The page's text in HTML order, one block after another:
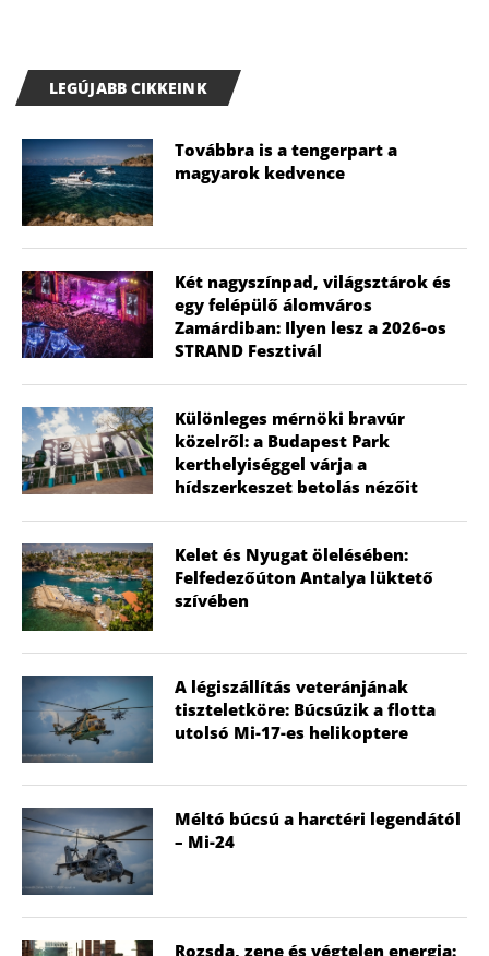
LEGÚJABB CIKKEINK
Továbbra is a tengerpart a
magyarok kedvence
Két nagyszínpad, világsztárok és
egy felépülő álomváros
Zamárdiban: Ilyen lesz a 2026-os
STRAND Fesztivál
Különleges mérnöki bravúr
közelről: a Budapest Park
kerthelyiséggel várja a
hídszerkeszet betolás nézőit
Kelet és Nyugat ölelésében:
Felfedezőúton Antalya lüktető
szívében
A légiszállítás veteránjának
tiszteletköre: Búcsúzik a flotta
utolsó Mi-17-es helikoptere
Méltó búcsú a harctéri legendától
– Mi-24
Rozsda, zene és végtelen energia: